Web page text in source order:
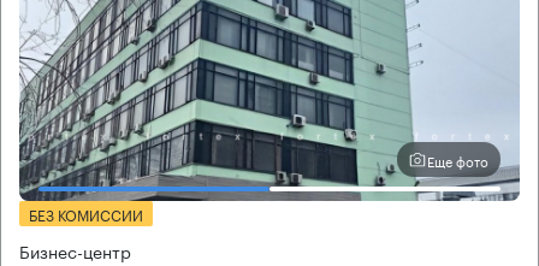
Еще фото
БЕЗ КОМИССИИ
Бизнес-центр